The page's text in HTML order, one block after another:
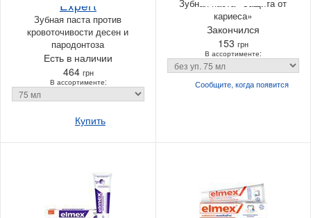
Expert
Зубная паста против
кровоточивости десен и
пародонтоза
Есть в наличии
464 грн
В ассортименте:
Купить
Зубная паста «Защита от
кариеса»
Закончился
153 грн
В ассортименте:
Сообщите, когдапоявится